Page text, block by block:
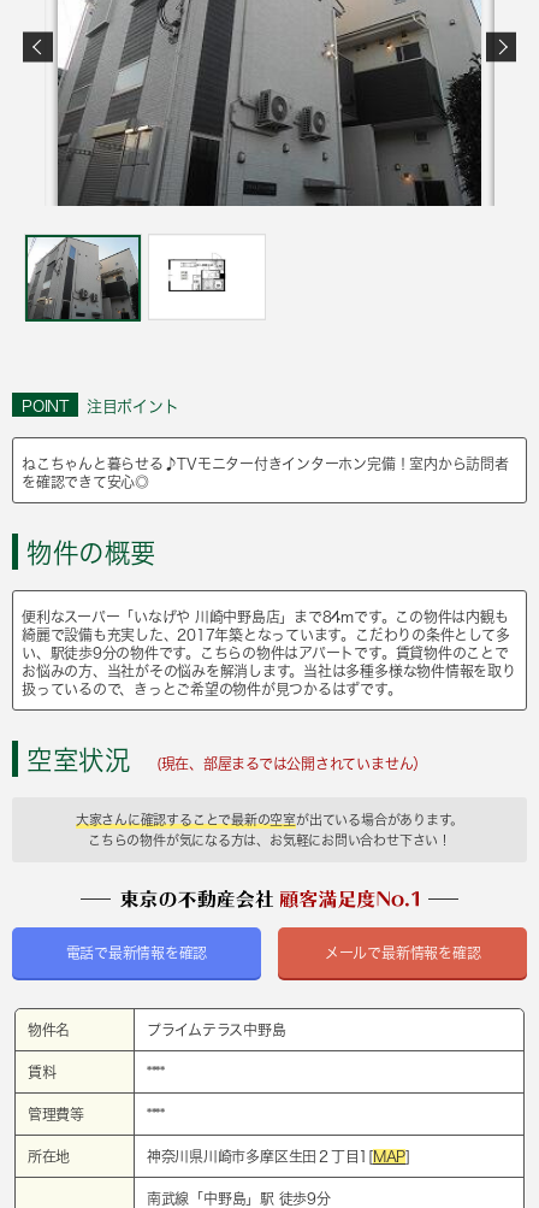
POINT 注目ポイント
ねこちゃんと暮らせる♪TVモニター付きインターホン完備！室内から訪問者
を確認できて安心◎
物件の概要
便利なスーパー「いなげや 川崎中野島店」まで84mです。この物件は内観も
綺麗で設備も充実した、2017年築となっています。こだわりの条件として多
い、駅徒歩9分の物件です。こちらの物件はアパートです。賃貸物件のことで
お悩みの方、当社がその悩みを解消します。当社は多種多様な物件情報を取り
扱っているので、きっとご希望の物件が見つかるはずです。
空室状況 (現在、部屋まるでは公開されていません）
大家さんに確認することで最新の空室が出ている場合があります。
こちらの物件が気になる方は、お気軽にお問い合わせ下さい！
電話で最新情報を確認 メールで最新情報を確認
物件名 プライムテラス中野島
賃料 ****
管理費等 ****
所在地 神奈川県川崎市多摩区生田２丁目1[MAP]
南武線「 中野島 」駅 徒歩9分